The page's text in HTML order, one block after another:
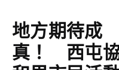
地方期待成
真！ 西屯